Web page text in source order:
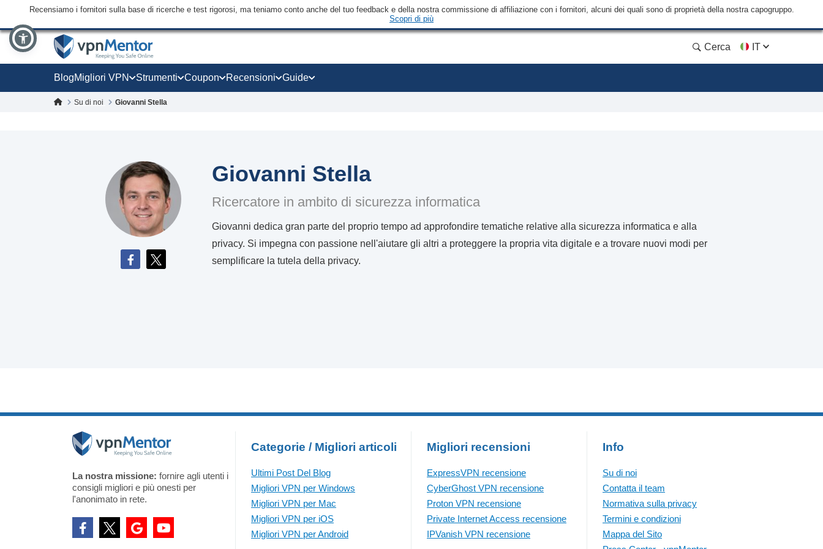
Recensiamo i fornitori sulla base di ricerche e test rigorosi, ma teniamo conto anche del tuo feedback e della nostra commissione di affiliazione con i fornitori, alcuni dei quali sono di proprietà della nostra capogruppo.
Scopri di più
Cerca IT
BlogMigliori VPN Strumenti Coupon Recensioni Guide
Su di noi Giovanni Stella
Giovanni Stella
Ricercatore in ambito di sicurezza informatica
Giovanni dedica gran parte del proprio tempo ad approfondire tematiche relative alla sicurezza informatica e alla
privacy. Si impegna con passione nell'aiutare gli altri a proteggere la propria vita digitale e a trovare nuovi modi per
semplificare la tutela della privacy.
La nostra missione: fornire agli utenti i
consigli migliori e più onesti per
l'anonimato in rete.
Categorie / Migliori articoli
Ultimi Post Del Blog
Migliori VPN per Windows
Migliori VPN per Mac
Migliori VPN per iOS
Migliori VPN per Android
Migliori recensioni
ExpressVPN recensione
CyberGhost VPN recensione
Proton VPN recensione
Private Internet Access recensione
IPVanish VPN recensione
Info
Su di noi
Contatta il team
Normativa sulla privacy
Termini e condizioni
Mappa del Sito